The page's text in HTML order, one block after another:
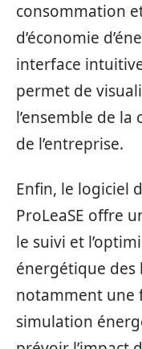
consommation
d’économie
interface
permet de
l’ensemble de
de l’entreprise.
Enfin, le logiciel
ProLeaSE offre
le suivi et
énergétique
notamment une
simulation